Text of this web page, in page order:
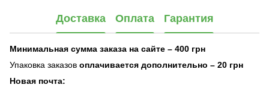
Доставка Оплата Гарантия
Минимальная сумма заказа на сайте – 400 грн
Упаковка заказов оплачивается дополнительно – 20 грн
Новая почта: